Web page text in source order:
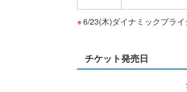
6/23(木)ダイナミックプラ
チケット発売日